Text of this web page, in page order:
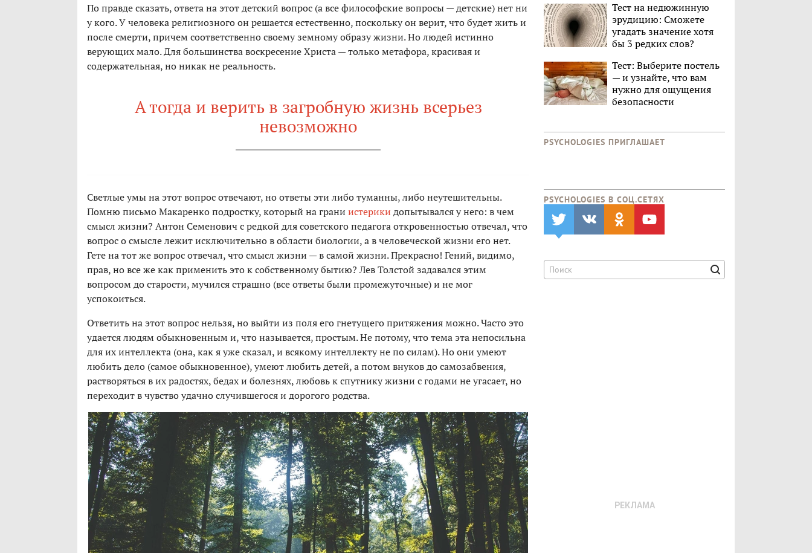
По правде сказать, ответа на этот детский вопрос (а все философские вопросы — детские) нет ни
у кого. У человека религиозного он решается естественно, поскольку он верит, что будет жить и
после смерти, причем соответственно своему земному образу жизни. Но людей истинно
верующих мало. Для большинства воскресение Христа — только метафора, красивая и
содержательная, но никак не реальность.
А тогда и верить в загробную жизнь всерьез
невозможно
Светлые умы на этот вопрос отвечают, но ответы эти либо туманны, либо неутешительны.
Помню письмо Макаренко подростку, который на грани истерики допытывался у него: в чем
смысл жизни? Антон Семенович с редкой для советского педагога откровенностью отвечал, что
вопрос о смысле лежит исключительно в области биологии, а в человеческой жизни его нет.
Гете на тот же вопрос отвечал, что смысл жизни — в самой жизни. Прекрасно! Гений, видимо,
прав, но все же как применить это к собственному бытию? Лев Толстой задавался этим
вопросом до старости, мучился страшно (все ответы были промежуточные) и не мог
успокоиться.
Ответить на этот вопрос нельзя, но выйти из поля его гнетущего притяжения можно. Часто это
удается людям обыкновенным и, что называется, простым. Не потому, что тема эта непосильна
для их интеллекта (она, как я уже сказал, и всякому интеллекту не по силам). Но они умеют
любить дело (самое обыкновенное), умеют любить детей, а потом внуков до самозабвения,
растворяться в их радостях, бедах и болезнях, любовь к спутнику жизни с годами не угасает, но
переходит в чувство удачно случившегося и дорогого родства.
Тест на недюжинную
эрудицию: Сможете
угадать значение хотя
бы 3 редких слов?
Тест: Выберите постель
— и узнайте, что вам
нужно для ощущения
безопасности
PSYCHOLOGIES ПРИГЛАШАЕТ
PSYCHOLOGIES В CОЦ.СЕТЯХ